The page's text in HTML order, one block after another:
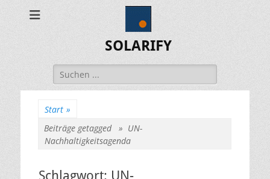
SOLARIFY
Suchen
nach:
Start »
Beiträge getagged » UN-
Nachhaltigkeitsagenda
Schlagwort: UN-